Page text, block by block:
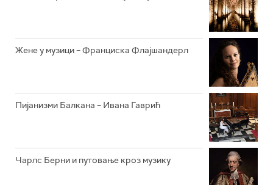
Жене у музици – Франциска Флајшандерл
Пијанизми Балкана – Ивана Гаврић
Чарлс Берни и путовање кроз музику